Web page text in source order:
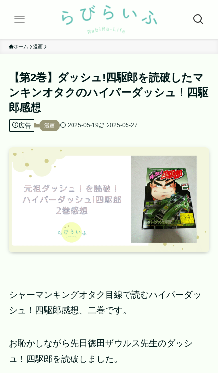
ホーム 漫画
【第2巻】ダッシュ!四駆郎を読破したマ
ンキンオタクのハイパーダッシュ！四駆
郎感想
広告 漫画 2025-05-19 2025-05-27
シャーマンキングオタク目線で読むハイパーダッ
シュ！四駆郎感想、二巻です。
お恥かしながら先日徳田ザウルス先生のダッシ
ュ！四駆郎を読破しました。